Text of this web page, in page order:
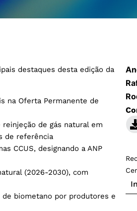
destaques desta edição da
na Oferta Permanente de
de gás natural em
de referência
CCUS, designando a ANP
(2026-2030), com
de biometano por produtores e